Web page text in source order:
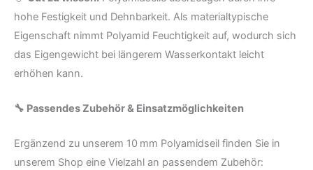
hohe Festigkeit und Dehnbarkeit. Als materialtypische
Eigenschaft nimmt Polyamid Feuchtigkeit auf, wodurch sich
das Eigengewicht bei längerem Wasserkontakt leicht
erhöhen kann.
🔧 Passendes Zubehör & Einsatzmöglichkeiten
Ergänzend zu unserem 10 mm Polyamidseil finden Sie in
unserem Shop eine Vielzahl an passendem Zubehör: